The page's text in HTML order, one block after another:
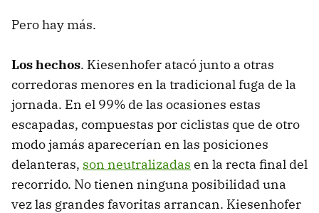
Pero hay más.
Los hechos. Kiesenhofer atacó junto a otras
corredoras menores en la tradicional fuga de la
jornada. En el 99% de las ocasiones estas
escapadas, compuestas por ciclistas que de otro
modo jamás aparecerían en las posiciones
delanteras, son neutralizadas en la recta final del
recorrido. No tienen ninguna posibilidad una
vez las grandes favoritas arrancan. Kiesenhofer